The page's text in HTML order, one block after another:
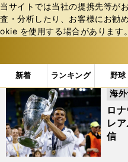
当サイトでは当社の提携先等が
査・分析したり、お客様にお勧
okie を使⽤する場合があります
新着 ランキング 野球
b
ス
ポ
ル
テ
ィ
ー
バ
「#マリアーノ・ディ
ロ
レ
信
海